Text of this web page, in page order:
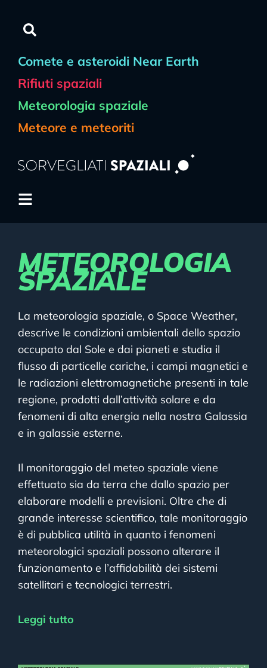
Comete e asteroidi Near Earth
Rifiuti spaziali
Meteorologia spaziale
Meteore e meteoriti
METEOROLOGIA
SPAZIALE
La meteorologia spaziale, o Space Weather,
descrive le condizioni ambientali dello spazio
occupato dal Sole e dai pianeti e studia il
flusso di particelle cariche, i campi magnetici e
le radiazioni elettromagnetiche presenti in tale
regione, prodotti dall’attività solare e da
fenomeni di alta energia nella nostra Galassia
e in galassie esterne.
Il monitoraggio del meteo spaziale viene
effettuato sia da terra che dallo spazio per
elaborare modelli e previsioni. Oltre che di
grande interesse scientifico, tale monitoraggio
è di pubblica utilità in quanto i fenomeni
meteorologici spaziali possono alterare il
funzionamento e l’affidabilità dei sistemi
satellitari e tecnologici terrestri.
Leggi tutto